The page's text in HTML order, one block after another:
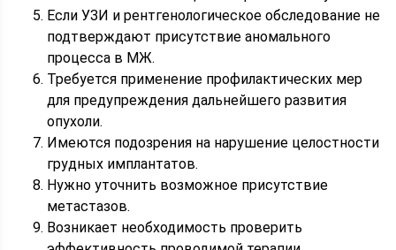
Если УЗИ и рентгенологическое обследование не
подтверждают присутствие аномального
процесса в МЖ.
Требуется применение профилактических мер
для предупреждения дальнейшего развития
опухоли.
Имеются подозрения на нарушение целостности
грудных имплантатов.
Нужно уточнить возможное присутствие
метастазов.
Возникает необходимость проверить